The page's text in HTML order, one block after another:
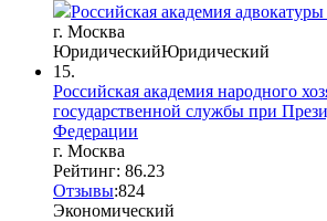
Российская академия
г. Москва
ЮридическийЮридический
15.
Российская академия народного
государственной службы при
Федерации
г. Москва
Рейтинг: 86.23
Отзывы:824
Экономический